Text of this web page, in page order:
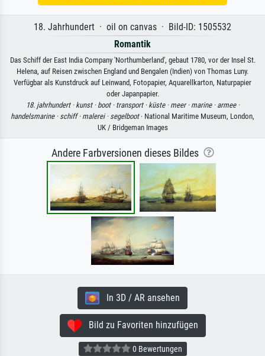
18. Jahrhundert · oil on canvas · Bild-ID: 1505532
Romantik
Das Schiff der East India Company 'Northumberland', gebaut 1780, vor der Insel St.
Helena, auf Reisen zwischen England und Bengalen (Indien) von Thomas Luny.
Verfügbar als Kunstdruck auf Leinwand, Fotopapier, Aquarellkarton, Naturpapier
oder Japanpapier.
18. jahrhundert · kunst · boot · transport · küste · meer · marine · armee ·
handelsmarine · schiff · malerei · segelboot· National Maritime Museum, London,
UK / Bridgeman Images
Andere Farbversionen dieses Bildes
In 3D / AR ansehen
Bild zu Favoriten hinzufügen
0 Bewertungen